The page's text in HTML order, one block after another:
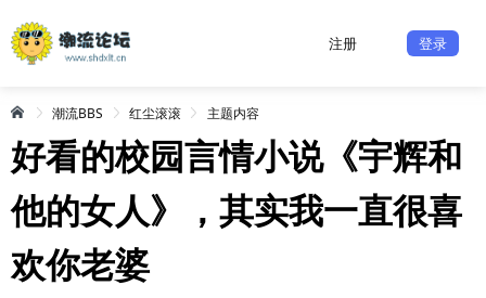
注册 登录
潮流BBS 红尘滚滚 主题内容
好看的校园言情小说《宇辉和
他的女人》，其实我一直很喜
欢你老婆